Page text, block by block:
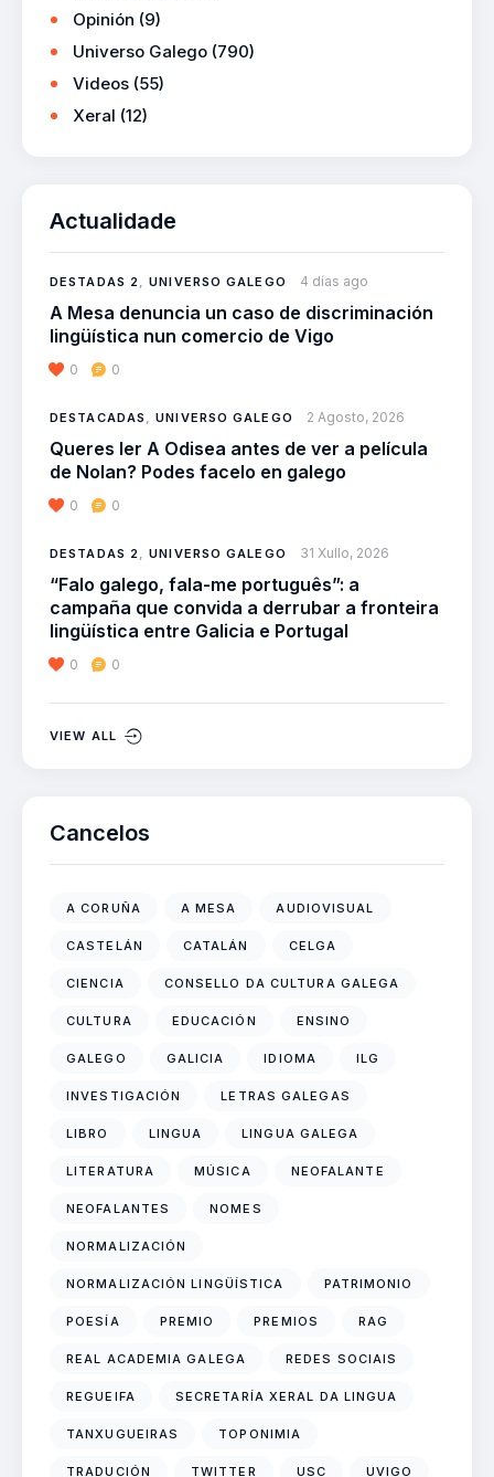
Opinión (9)
Universo Galego (790)
Videos (55)
Xeral (12)
Actualidade
DESTADAS 2,UNIVERSO GALEGO 4 días ago
A Mesa denuncia un caso de discriminación
lingüística nun comercio de Vigo
0 0
DESTACADAS ,UNIVERSO GALEGO 2 Agosto, 2026
Queres ler A Odisea antes de ver a película
de Nolan? Podes facelo en galego
0 0
DESTADAS 2,UNIVERSO GALEGO 31 Xullo, 2026
“Falo galego, fala-me português”: a
campaña que convida a derrubar a fronteira
lingüística entre Galicia e Portugal
0 0
VIEW ALL
Cancelos
A CORUÑA A MESA AUDIOVISUAL
CASTELÁN CATALÁN CELGA
CIENCIA CONSELLO DA CULTURA GALEGA
CULTURA EDUCACIÓN ENSINO
GALEGO GALICIA IDIOMA ILG
INVESTIGACIÓN LETRAS GALEGAS
LIBRO LINGUA LINGUA GALEGA
LITERATURA MÚSICA NEOFALANTE
NEOFALANTES NOMES
NORMALIZACIÓN
NORMALIZACIÓN LINGÜÍSTICA PATRIMONIO
POESÍA PREMIO PREMIOS RAG
REAL ACADEMIA GALEGA REDES SOCIAIS
REGUEIFA SECRETARÍA XERAL DA LINGUA
TANXUGUEIRAS TOPONIMIA
TRADUCIÓN TWITTER USC UVIGO